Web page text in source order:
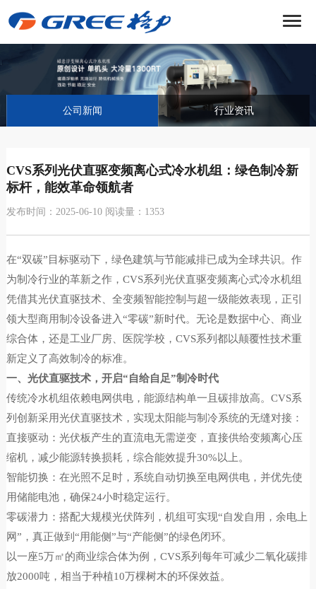
公司新闻 行业资讯
CVS系列光伏直驱变频离心式冷水机组：绿色制冷新
标杆，能效革命领航者
发布时间：2025-06-10 阅读量：1353
在“双碳”目标驱动下，绿色建筑与节能减排已成为全球共识。作
为制冷行业的革新之作，CVS系列光伏直驱变频离心式冷水机组
凭借其光伏直驱技术、全变频智能控制与超一级能效表现，正引
领大型商用制冷设备进入“零碳”新时代。无论是数据中心、商业
综合体，还是工业厂房、医院学校，CVS系列都以颠覆性技术重
新定义了高效制冷的标准。
一、光伏直驱技术，开启“自给自足”制冷时代
传统冷水机组依赖电网供电，能源结构单一且碳排放高。CVS系
列创新采用光伏直驱技术，实现太阳能与制冷系统的无缝对接：
直接驱动：光伏板产生的直流电无需逆变，直接供给变频离心压
缩机，减少能源转换损耗，综合能效提升30%以上。
智能切换：在光照不足时，系统自动切换至电网供电，并优先使
用储能电池，确保24小时稳定运行。
零碳潜力：搭配大规模光伏阵列，机组可实现“自发自用，余电上
网”，真正做到“用能侧”与“产能侧”的绿色闭环。
以一座5万㎡的商业综合体为例，CVS系列每年可减少二氧化碳排
放2000吨，相当于种植10万棵树木的环保效益。